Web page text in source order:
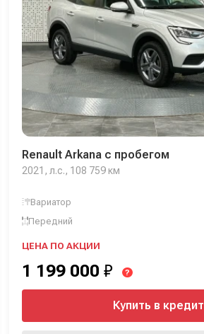
Renault Arkana с пробегом
2021, л.с., 108 759 км
Вариатор
Передний
ЦЕНА ПО АКЦИИ
1 199 000 ₽ ?
Купить в кредит